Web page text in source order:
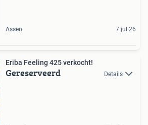
Assen 7 jul 26
Eriba Feeling 425 verkocht!
Gereserveerd Details